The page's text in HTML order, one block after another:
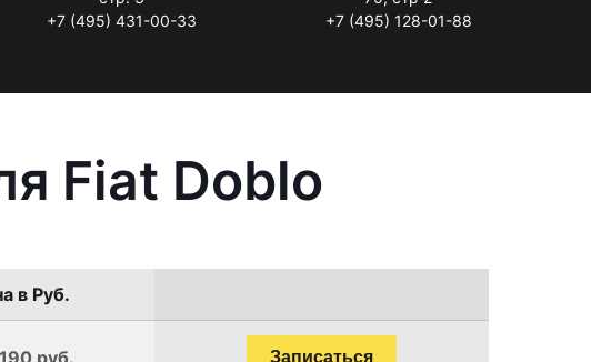
+7 (495) 431-00-33
+7 (495) 128-01-88
Fiat Doblo
в Руб.
руб. Записаться